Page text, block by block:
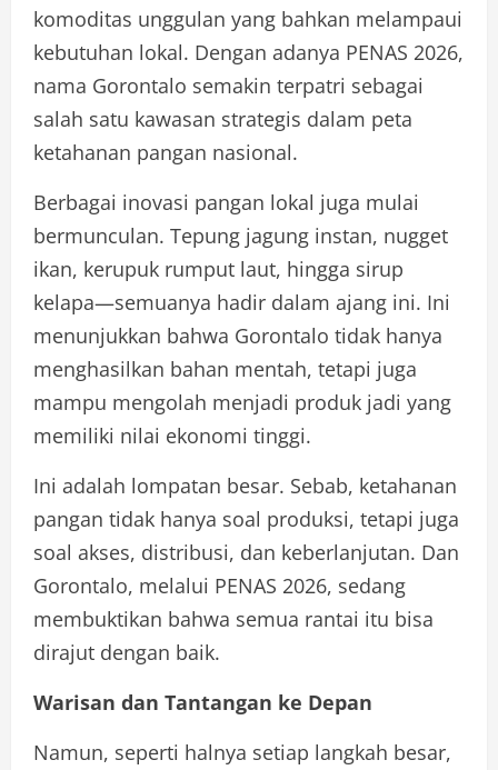
komoditas unggulan yang bahkan melampaui
kebutuhan lokal. Dengan adanya PENAS 2026,
nama Gorontalo semakin terpatri sebagai
salah satu kawasan strategis dalam peta
ketahanan pangan nasional.
Berbagai inovasi pangan lokal juga mulai
bermunculan. Tepung jagung instan, nugget
ikan, kerupuk rumput laut, hingga sirup
kelapa—semuanya hadir dalam ajang ini. Ini
menunjukkan bahwa Gorontalo tidak hanya
menghasilkan bahan mentah, tetapi juga
mampu mengolah menjadi produk jadi yang
memiliki nilai ekonomi tinggi.
Ini adalah lompatan besar. Sebab, ketahanan
pangan tidak hanya soal produksi, tetapi juga
soal akses, distribusi, dan keberlanjutan. Dan
Gorontalo, melalui PENAS 2026, sedang
membuktikan bahwa semua rantai itu bisa
dirajut dengan baik.
Warisan dan Tantangan ke Depan
Namun, seperti halnya setiap langkah besar,